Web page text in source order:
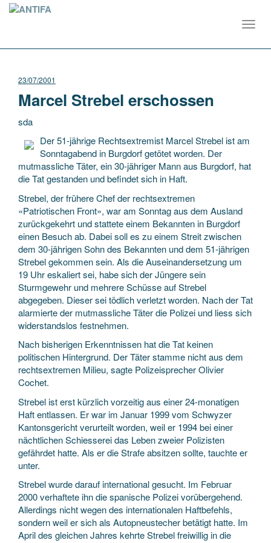
23/07/2001
Marcel Strebel erschossen
sda
Der 51-jährige Rechtsextremist Marcel Strebel ist am
Sonntagabend in Burgdorf getötet worden. Der
mutmassliche Täter, ein 30-jähriger Mann aus Burgdorf, hat
die Tat gestanden und befindet sich in Haft.
Strebel, der frühere Chef der rechtsextremen
«Patriotischen Front», war am Sonntag aus dem Ausland
zurückgekehrt und stattete einem Bekannten in Burgdorf
einen Besuch ab. Dabei soll es zu einem Streit zwischen
dem 30-jährigen Sohn des Bekannten und dem 51-jährigen
Strebel gekommen sein. Als die Auseinandersetzung um
19 Uhr eskaliert sei, habe sich der Jüngere sein
Sturmgewehr und mehrere Schüsse auf Strebel
abgegeben. Dieser sei tödlich verletzt worden. Nach der Tat
alarmierte der mutmassliche Täter die Polizei und liess sich
widerstandslos festnehmen.
Nach bisherigen Erkenntnissen hat die Tat keinen
politischen Hintergrund. Der Täter stamme nicht aus dem
rechtsextremen Milieu, sagte Polizeisprecher Olivier
Cochet.
Strebel ist erst kürzlich vorzeitig aus einer 24-monatigen
Haft entlassen. Er war im Januar 1999 vom Schwyzer
Kantonsgericht verurteilt worden, weil er 1994 bei einer
nächtlichen Schiesserei das Leben zweier Polizisten
gefährdet hatte. Als er die Strafe absitzen sollte, tauchte er
unter.
Strebel wurde darauf international gesucht. Im Februar
2000 verhaftete ihn die spanische Polizei vorübergehend.
Allerdings nicht wegen des internationalen Haftbefehls,
sondern weil er sich als Autopneustecher betätigt hatte. Im
April des gleichen Jahres kehrte Strebel freiwillig in die